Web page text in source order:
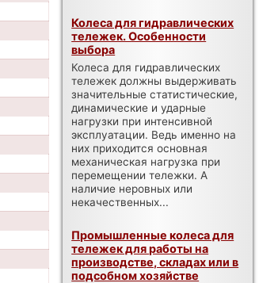
Колеса для гидравлических
тележек. Особенности
выбора
Колеса для гидравлических
тележек должны выдерживать
значительные статистические,
динамические и ударные
нагрузки при интенсивной
эксплуатации. Ведь именно на
них приходится основная
механическая нагрузка при
перемещении тележки. А
наличие неровных или
некачественных...
Промышленные колеса для
тележек для работы на
производстве, складах или в
подсобном хозяйстве